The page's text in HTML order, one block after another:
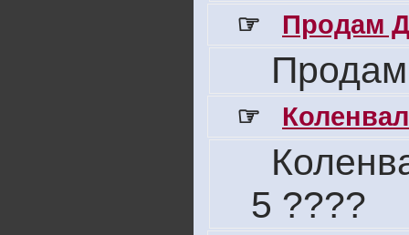
☞ Продам
☞
5 ????